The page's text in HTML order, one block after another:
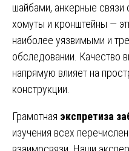
шайбами, анкерные связи
хомуты и кронштейны —
наиболее уязвимыми и
обследовании. Качество
напрямую влияет на
конструкции.
Грамотная экспретиза
изучения всех